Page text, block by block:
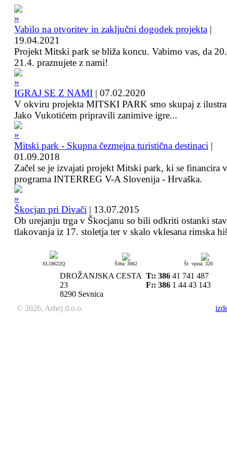
Vabilo na otvoritev in zaključni dogodek projekta |
19.04.2021
Projekt Mitski park se bliža koncu. Vabimo vas, da
21.4. praznujete z nami!
IGRAJ SE Z NAMI | 07.02.2020
V okviru projekta MITSKI PARK smo skupaj z
Jako Vukotićem pripravili zanimive igre...
Mitski park - Skupna čezmejna turistična destinaci |
01.09.2018
Začel se je izvajati projekt Mitski park, ki se financira
programa INTERREG V-A Slovenija - Hrvaška.
Škocjan pri Divači | 13.07.2015
Ob urejanju trga v Škocjanu so bili odkriti ostanki
tlakovanja iz 17. stoletja ter v skalo vklesana rimska
SL18622Q Šifra: 3062 Št. vpisa: 320
DROŽANJSKA CESTA
23
8290 Sevnica
T:: 386 41 741 487
F:: 386 1 44 43 143
© 2026, Arhej d.o.o.